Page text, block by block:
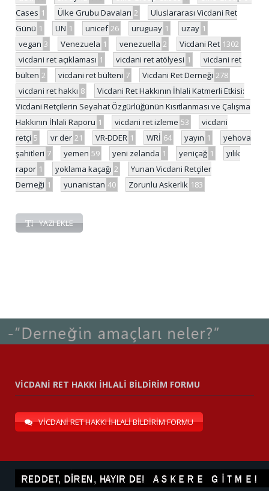
Cases 1 Ülke Grubu Davaları 2
Uluslararası Vicdani Ret
Günü 1 UN 1 unicef 26 uruguay 1 uzay 1
vegan 3 Venezuela 1 venezuella 2 Vicdani Ret 1302
vicdani ret açıklaması 1 vicdani ret atölyesi 1
vicdani ret
bülten 2 vicdani ret bülteni 7 Vicdani Ret Derneği 278
vicdani ret hakkı 8
Vicdani Ret Hakkının İhlali Katmerli Etkisi:
Vicdani Retçilerin Seyahat Özgürlüğünün Kısıtlanması ve Çalışma
Hakkının İhlali Raporu 1 vicdani ret izleme 53
vicdani
retçi 5 vr der 21 VR-DDER 1 WRİ 64 yayın 1
yehova
şahitleri 7 yemen 59 yeni zelanda 1 yeniçağ 1
yılık
rapor 1 yoklama kaçağı 2
Yunan Vicdani Retçiler
Derneği 1 yunanistan 40 Zorunlu Askerlik 183
YAZI EKLE
VİCDANİ RET HAKKI İHLALİ BİLDİRİM FORMU
VİCDANİ RET HAKKI İHLALİ BİLDİRİM FORMU